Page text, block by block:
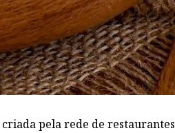
criada pela rede de restaurantes